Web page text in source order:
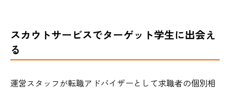
スカウトサービスでターゲット学生に出会え
る
運営スタッフが転職アドバイザーとして求職者の個別相